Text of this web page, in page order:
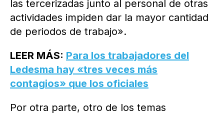
las tercerizadas junto al personal de otras
actividades impiden dar la mayor cantidad
de periodos de trabajo».
LEER MÁS: Para los trabajadores del
Ledesma hay «tres veces más
contagios» que los oficiales
Por otra parte, otro de los temas